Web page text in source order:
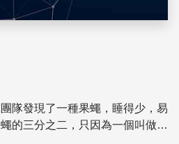
隊發現了一種果蠅，睡得少，易
的三分之二，只因為一個叫做